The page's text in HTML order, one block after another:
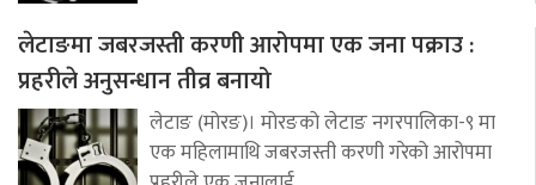
लेटाङमा जबरजस्ती करणी आरोपमा एक जना पक्राउ :
प्रहरीले अनुसन्धान तीव्र बनायो
लेटाङ (मोरङ)। मोरङको लेटाङ नगरपालिका-९ मा
एक महिलामाथि जबरजस्ती करणी गरेको आरोपमा